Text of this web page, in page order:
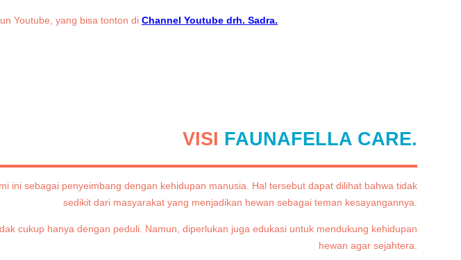
Youtube, yang bisa tonton di Channel Youtube drh. Sadra.
VISI FAUNAFELLA CARE.
ini sebagai penyeimbang dengan kehidupan manusia. Hal tersebut dapat dilihat bahwa tidak
sedikit dari masyarakat yang menjadikan hewan sebagai teman kesayangannya.
cukup hanya dengan peduli. Namun, diperlukan juga edukasi untuk mendukung kehidupan
hewan agar sejahtera.